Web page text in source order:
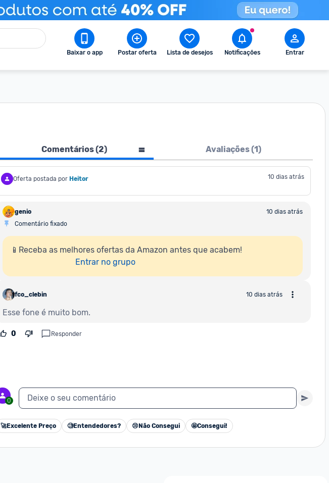
Baixar o app Postar oferta Lista de desejos Notificações Entrar
Comentários (2) Avaliações (1)
Oferta postada por Heitor 10 dias atrás
genio
10 dias atrás
Comentário fixado
📱Receba as melhores ofertas da Amazon antes que acabem!
Entrar no grupo
fco_clebin 10 dias atrás
Esse fone é muito bom.
0 Responder
0 Deixe o seu comentário
🚀Excelente Preço 🧐Entendedores? 😢 Não Consegui 🤩Consegui!